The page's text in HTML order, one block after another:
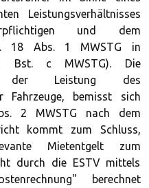
Leistungsverhältnisses
und dem
18 Abs. 1 MWSTG in
Bst. c MWSTG). Die
der Leistung des
Fahrzeuge, bemisst sich
2 MWSTG nach dem
kommt zum Schluss,
Mietentgelt zum
durch die ESTV mittels
berechnet